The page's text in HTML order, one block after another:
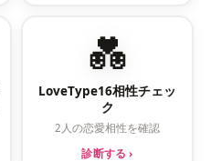
💑
LoveType16相性チェッ
ク
2人の恋愛相性を確認
診断する ›